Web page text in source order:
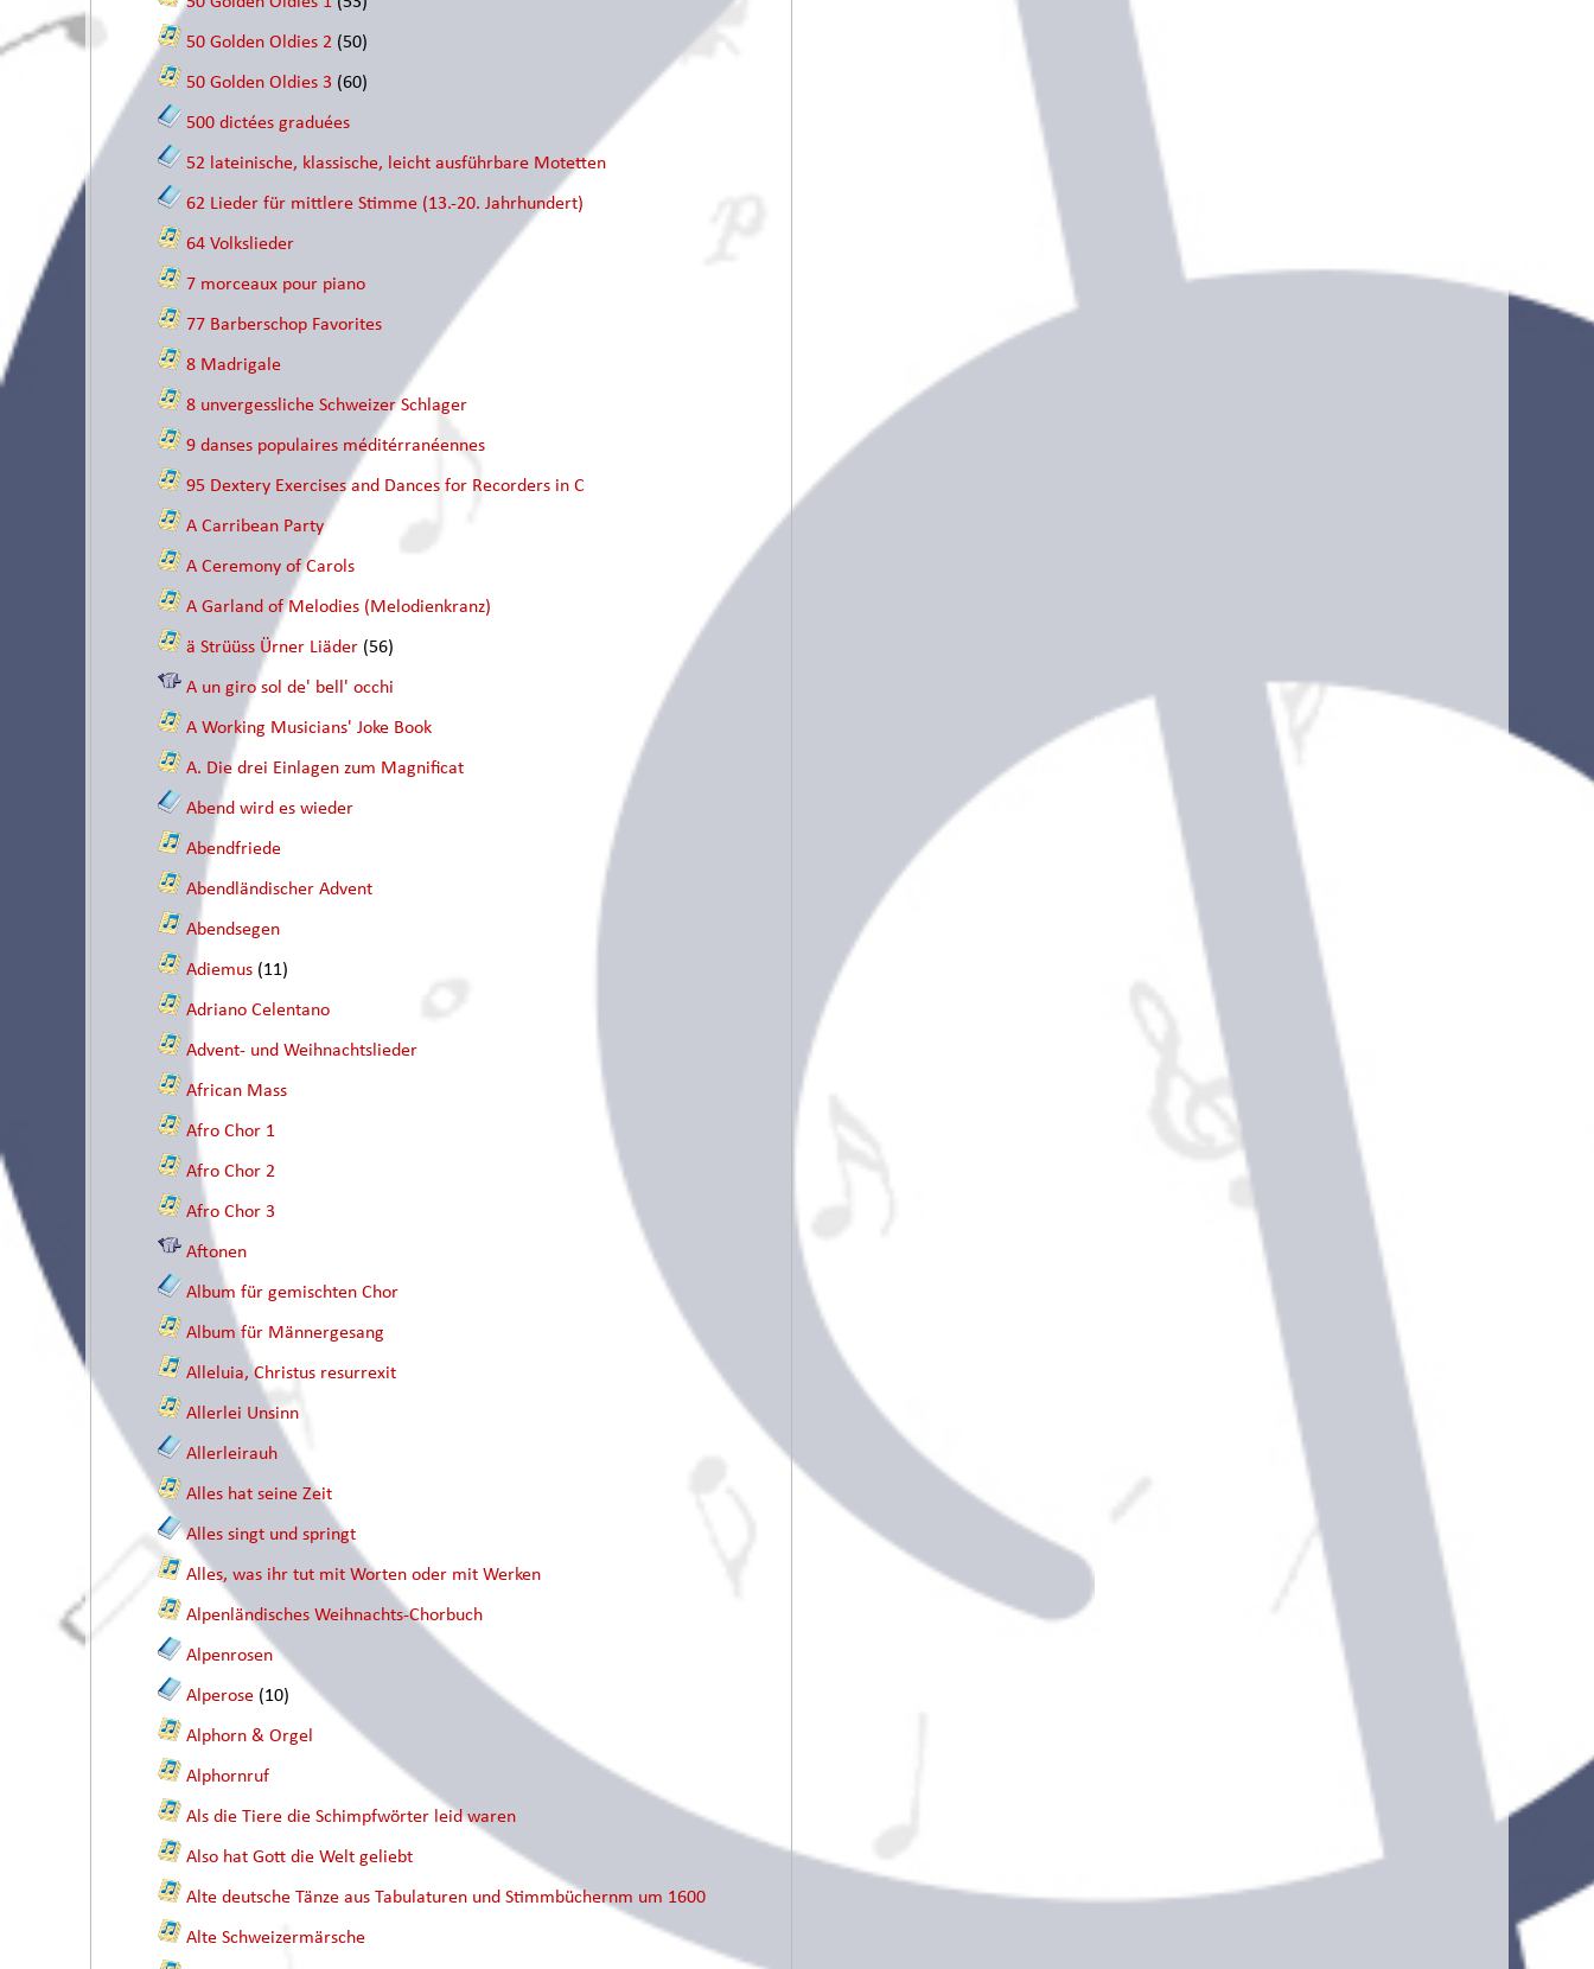
50 Golden Oldies 2 (50)
50 Golden Oldies 3 (60)
500 dictées graduées
52 lateinische, klassische, leicht ausführbare Motetten
62 Lieder für mittlere Stimme (13.-20. Jahrhundert)
64 Volkslieder
7 morceaux pour piano
77 Barberschop Favorites
8 Madrigale
8 unvergessliche Schweizer Schlager
9 danses populaires méditérranéennes
95 Dextery Exercises and Dances for Recorders in C
A Carribean Party
A Ceremony of Carols
A Garland of Melodies (Melodienkranz)
ä Strüüss Ürner Liäder (56)
A un giro sol de' bell' occhi
A Working Musicians' Joke Book
A. Die drei Einlagen zum Magnificat
Abend wird es wieder
Abendfriede
Abendländischer Advent
Abendsegen
Adiemus (11)
Adriano Celentano
Advent- und Weihnachtslieder
African Mass
Afro Chor 1
Afro Chor 2
Afro Chor 3
Aftonen
Album für gemischten Chor
Album für Männergesang
Alleluia, Christus resurrexit
Allerlei Unsinn
Allerleirauh
Alles hat seine Zeit
Alles singt und springt
Alles, was ihr tut mit Worten oder mit Werken
Alpenländisches Weihnachts-Chorbuch
Alpenrosen
Alperose (10)
Alphorn & Orgel
Alphornruf
Als die Tiere die Schimpfwörter leid waren
Also hat Gott die Welt geliebt
Alte deutsche Tänze aus Tabulaturen und Stimmbüchernm um 1600
Alte Schweizermärsche